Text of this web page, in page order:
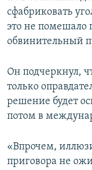
сфабриковать
это не помешало
обвинительный
Он подчеркнул,
только
решение будет
потом в
«Впрочем,
приговора не